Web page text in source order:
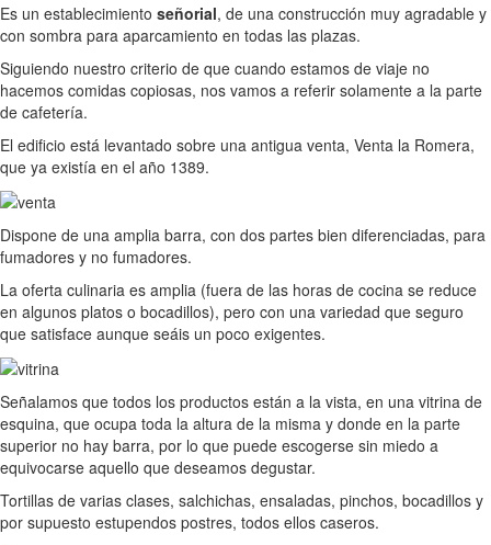
Es un establecimiento señorial, de una construcción muy agradable y
con sombra para aparcamiento en todas las plazas.
Siguiendo nuestro criterio de que cuando estamos de viaje no
hacemos comidas copiosas, nos vamos a referir solamente a la parte
de cafetería.
El edificio está levantado sobre una antigua venta, Venta la Romera,
que ya existía en el año 1389.
Dispone de una amplia barra, con dos partes bien diferenciadas, para
fumadores y no fumadores.
La oferta culinaria es amplia (fuera de las horas de cocina se reduce
en algunos platos o bocadillos), pero con una variedad que seguro
que satisface aunque seáis un poco exigentes.
Señalamos que todos los productos están a la vista, en una vitrina de
esquina, que ocupa toda la altura de la misma y donde en la parte
superior no hay barra, por lo que puede escogerse sin miedo a
equivocarse aquello que deseamos degustar.
Tortillas de varias clases, salchichas, ensaladas, pinchos, bocadillos y
por supuesto estupendos postres, todos ellos caseros.